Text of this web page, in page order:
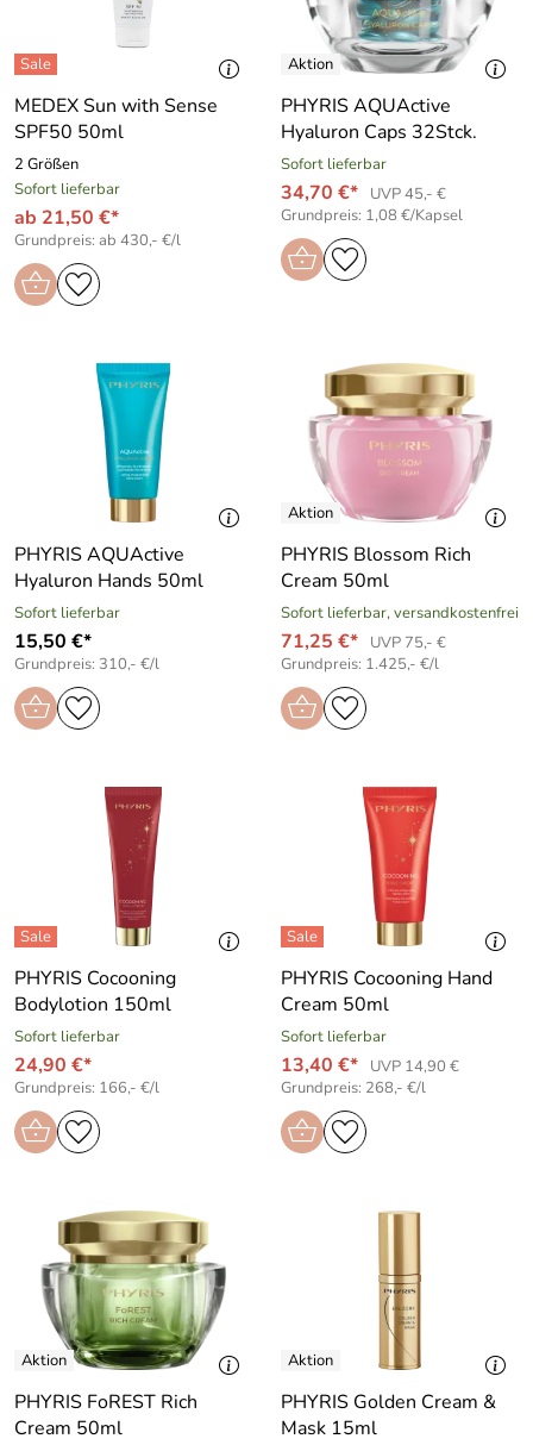
MEDEX Sun with Sense
SPF50 50ml
2 Größen
Sofort lieferbar
ab 21,50 €*
Grundpreis: ab 430,- €/l
PHYRIS AQUActive
Hyaluron Caps 32Stck.
Sofort lieferbar
34,70 €*
UVP 45,- €
Grundpreis: 1,08 €/Kapsel
PHYRIS AQUActive
Hyaluron Hands 50ml
Sofort lieferbar
15,50 €*
Grundpreis: 310,- €/l
PHYRIS Blossom Rich
Cream 50ml
Sofort lieferbar, versandkostenfrei
71,25 €*
UVP 75,- €
Grundpreis: 1.425,- €/l
PHYRIS Cocooning
Bodylotion 150ml
Sofort lieferbar
24,90 €*
Grundpreis: 166,- €/l
PHYRIS Cocooning Hand
Cream 50ml
Sofort lieferbar
13,40 €*
UVP 14,90 €
Grundpreis: 268,- €/l
PHYRIS FoREST Rich
Cream 50ml
PHYRIS Golden Cream &
Mask 15ml